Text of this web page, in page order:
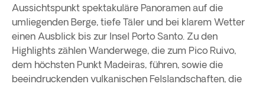
Aussichtspunkt spektakuläre Panoramen auf die
umliegenden Berge, tiefe Täler und bei klarem Wetter
einen Ausblick bis zur Insel Porto Santo. Zu den
Highlights zählen Wanderwege, die zum Pico Ruivo,
dem höchsten Punkt Madeiras, führen, sowie die
beeindruckenden vulkanischen Felslandschaften, die